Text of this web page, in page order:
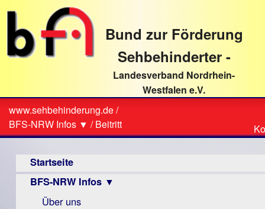
direkt
Textinhalt
Bund zur Förderung
Sehbehinderter -
Landesverband Nordrhein-
Westfalen e.V.
Sie
sind
hier
www.sehbehinderung.de/
BFS-NRW Infos ▼ /Beitritt
Startseite
BFS-NRW Infos ▼
Über uns